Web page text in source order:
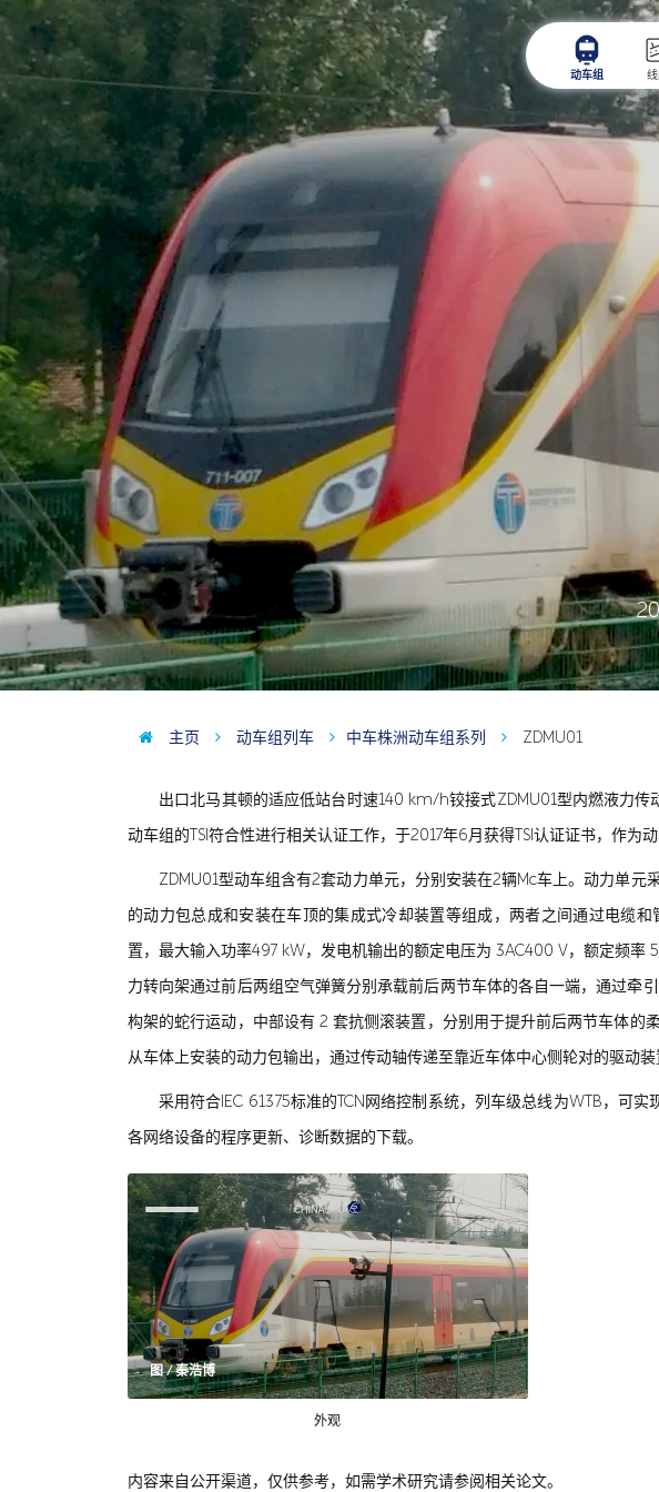
动车组
主页 动车组列车 中车株洲动车组系列 ZDMU01
出口北马其顿的适应低站台时速140 km/h铰接式ZDMU01型内燃液力传
动车组的TSI符合性进行相关认证工作，于2017年6月获得TSI认证证书，作为
ZDMU01型动车组含有2套动力单元，分别安装在2辆Mc车上。动力单
的动力包总成和安装在车顶的集成式冷却装置等组成，两者之间通过电缆
置，最大输入功率497 kW，发电机输出的额定电压为 3AC400 V，额定频
力转向架通过前后两组空气弹簧分别承载前后两节车体的各自一端，通过
构架的蛇行运动，中部设有 2 套抗侧滚装置，分别用于提升前后两节车体
从车体上安装的动力包输出，通过传动轴传递至靠近车体中心侧轮对的驱动
采用符合IEC 61375标准的TCN网络控制系统，列车级总线为WTB，可
各网络设备的程序更新、诊断数据的下载。
图 / 秦浩博
外观
内容来自公开渠道，仅供参考，如需学术研究请参阅相关论文。